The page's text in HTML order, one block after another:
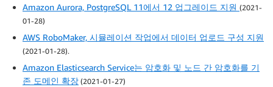
Amazon Aurora, PostgreSQL 11에서 12 업그레이드 지원 (2021-
01-28)
AWS RoboMaker, 시뮬레이션 작업에서 데이터 업로드 구성 지원
(2021-01-28).
Amazon Elasticsearch Service는 암호화 및 노드 간 암호화를 기
존 도메인 확장 (2021-01-27)